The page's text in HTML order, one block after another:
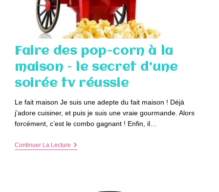
Faire des pop-corn à la
maison – le secret d’une
soirée tv réussie
Le fait maison Je suis une adepte du fait maison ! Déjà
j’adore cuisiner, et puis je suis une vraie gourmande. Alors
forcément, c’est le combo gagnant ! Enfin, il…
Continuer La LectureFaire